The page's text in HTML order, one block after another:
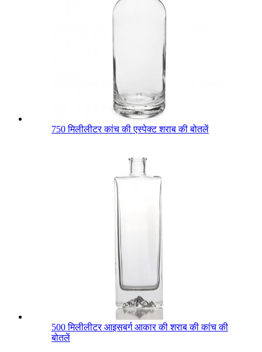
750 मिलीलीटर कांच की एस्पेक्ट शराब की बोतलें
500 मिलीलीटर आइसबर्ग आकार की शराब की कांच की
बोतलें